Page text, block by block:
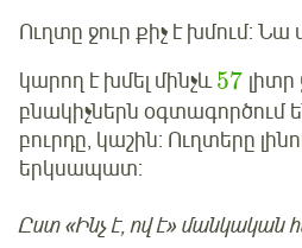
Ուղտը ջուր քիչ է խմում: Նա
կարող է խմել մինչև57
բնակիչներն օգտագործում
բուրդը, կաշին: Ուղտերը
երկսապատ:
Ըստ «Ինչ է, ով է»